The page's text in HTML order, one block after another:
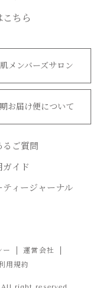
ちら
メンバーズサロン
お届け便について
るご質問
ガイド
ティージャーナル
ー
運営会社
用規約